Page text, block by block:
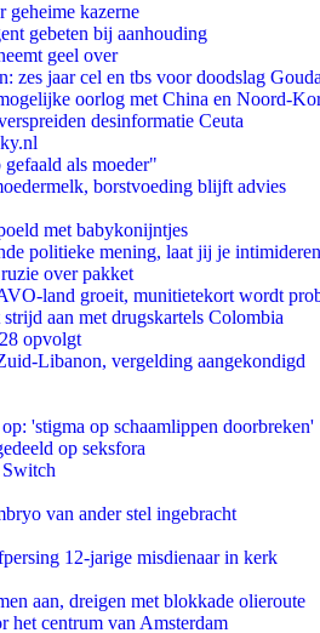
geheime kazerne
gebeten bij aanhouding
geel over
zes jaar cel en tbs voor doodslag Gouda
oorlog met China en Noord-
desinformatie Ceuta
als moeder"
borstvoeding blijft advies
met babykonijntjes
politieke mening, laat jij je
over pakket
land groeit, munitietekort wordt
aan met drugskartels Colombia
opvolgt
Libanon, vergelding aangekondigd
'stigma op schaamlippen doorbreken'
op seksfora
van ander stel ingebracht
12-jarige misdienaar in kerk
aan, dreigen met blokkade olieroute
het centrum van Amsterdam